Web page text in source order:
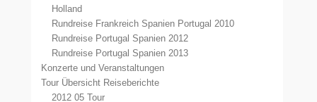
Holland
Rundreise Frankreich Spanien Portugal 2010
Rundreise Portugal Spanien 2012
Rundreise Portugal Spanien 2013
Konzerte und Veranstaltungen
Tour Übersicht Reiseberichte
2012 05 Tour